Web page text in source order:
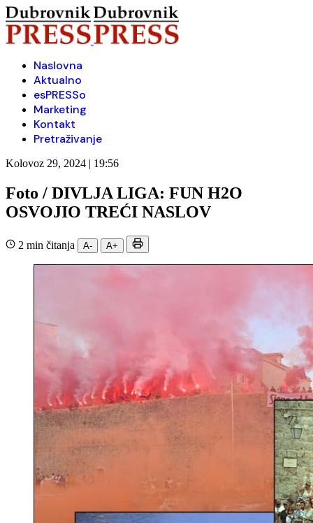
Naslovna
Aktualno
esPRESSo
Marketing
Kontakt
Pretraživanje
Kolovoz 29, 2024 | 19:56
Foto / DIVLJA LIGA: FUN H2O
OSVOJIO TREĆI NASLOV
2 min čitanja A- A+